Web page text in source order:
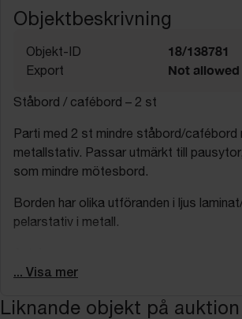
Objektbeskrivning
Objekt-ID 18/138781
Export Not allowed
Ståbord / cafébord – 2 st
Parti med 2 st mindre ståbord/cafébord
metallstativ. Passar utmärkt till
som mindre mötesbord.
Borden har olika utföranden i ljus
pelarstativ i metall.
2 st ståbord
Diameter: ca 70 cm
... Visa mer
Liknande objekt på